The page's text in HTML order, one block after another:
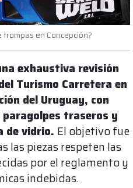
en Concepción?
exhaustiva revisión
Turismo Carretera en
del Uruguay, con
traseros y
de vidrio. El objetivo fue
las piezas respeten las
por el reglamento y
indebidas.